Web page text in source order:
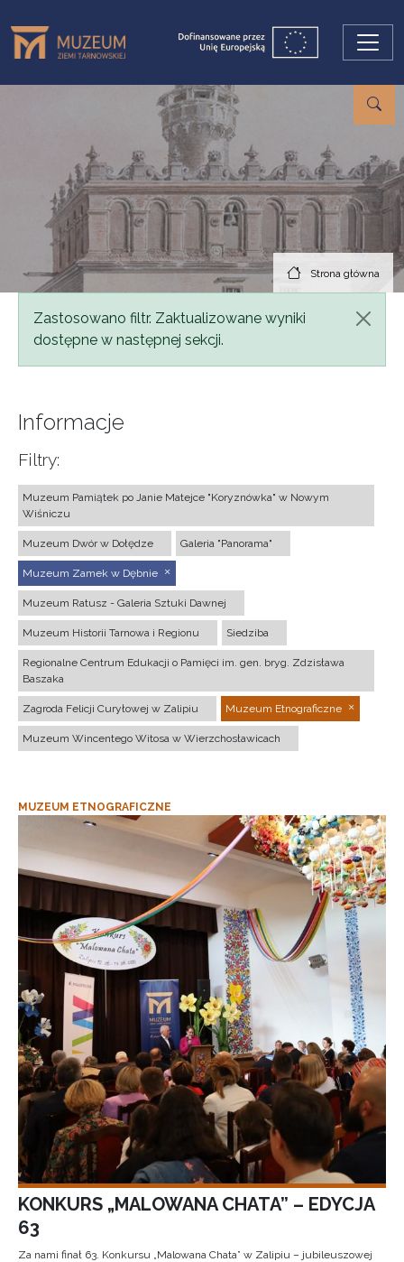
Strona główna
Komunikat
Zastosowano filtr. Zaktualizowane wyniki
dostępne w następnej sekcji.
Informacje
Filtry:
Muzeum Pamiątek po Janie Matejce "Koryznówka" w Nowym
Wiśniczu
Muzeum Dwór w Dołędze Galeria "Panorama"
Muzeum Zamek w Dębnie
Muzeum Ratusz - Galeria Sztuki Dawnej
Muzeum Historii Tarnowa i Regionu Siedziba
Regionalne Centrum Edukacji o Pamięci im. gen. bryg. Zdzisława
Baszaka
Zagroda Felicji Curyłowej w Zalipiu Muzeum Etnograficzne
Muzeum Wincentego Witosa w Wierzchosławicach
MUZEUM ETNOGRAFICZNE
KONKURS „MALOWANA CHATA” – EDYCJA
63
Za nami finał 63. Konkursu „Malowana Chata” w Zalipiu – jubileuszowej